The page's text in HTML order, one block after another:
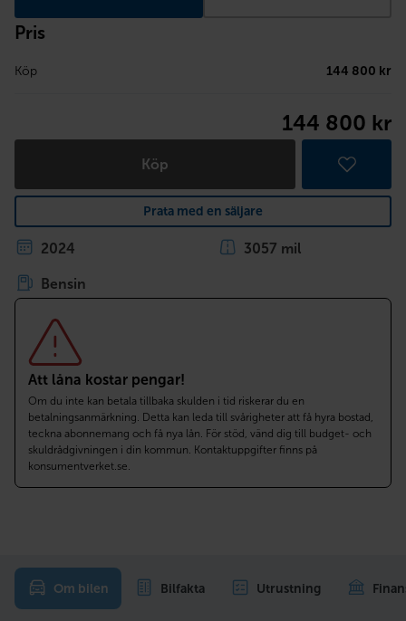
Pris
Köp 144 800 kr
144 800 kr
Köp
Prata med en säljare
2024 3057 mil
Bensin
Att låna kostar pengar!
Om du inte kan betala tillbaka skulden i tid riskerar du en
betalningsanmärkning. Detta kan leda till svårigheter att få hyra bostad,
teckna abonnemang och få nya lån. För stöd, vänd dig till budget- och
skuldrådgivningen i din kommun. Kontaktuppgifter finns på
konsumentverket.se.
Om bilen Bilfakta Utrustning